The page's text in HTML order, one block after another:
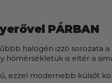
PÁRBAN
halogén izzó sorozata
hőmérsékletük is eltér a
ezzel modernebb külsőt